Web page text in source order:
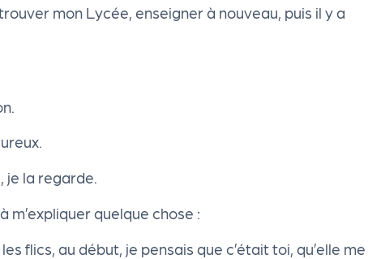
mon Lycée, enseigner à nouveau, puis il y a
je la regarde.
m’expliquer quelque chose :
flics, au début, je pensais que c’était toi, qu’elle me